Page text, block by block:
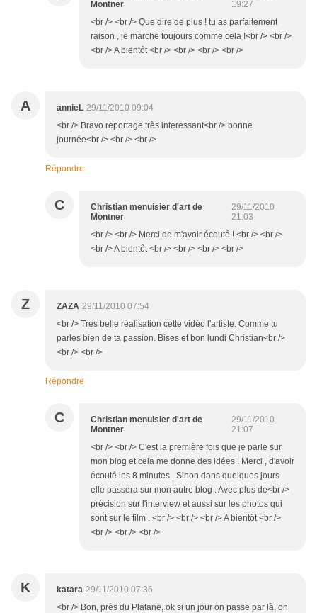
Montner
19:27
<br /> <br /> Que dire de plus ! tu as parfaitement
raison , je marche toujours comme cela !<br /> <br />
<br /> A bientôt <br /> <br /> <br /> <br />
A annieL 29/11/2010 09:04
<br /> Bravo reportage très interessant<br /> bonne
journée<br /> <br /> <br />
Répondre
C
Christian menuisier d'art de
Montner
29/11/2010
21:03
<br /> <br /> Merci de m'avoir écouté ! <br /> <br />
<br /> A bientôt <br /> <br /> <br /> <br />
Z ZAZA 29/11/2010 07:54
<br /> Très belle réalisation cette vidéo l'artiste. Comme tu
parles bien de ta passion. Bises et bon lundi Christian<br />
<br /> <br />
Répondre
C
Christian menuisier d'art de
Montner
29/11/2010
21:07
<br /> <br /> C'est la première fois que je parle sur
mon blog et cela me donne des idées . Merci , d'avoir
écouté les 8 minutes . Sinon dans quelques jours
elle passera sur mon autre blog . Avec plus de<br />
précision sur l'interview et aussi sur les photos qui
sont sur le film . <br /> <br /> <br /> A bientôt <br />
<br /> <br /> <br />
K katara 29/11/2010 07:36
<br /> Bon, près du Platane, ok si un jour on passe par là, on